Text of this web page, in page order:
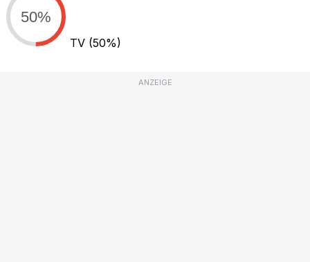
50%
TV (50%)
ANZEIGE